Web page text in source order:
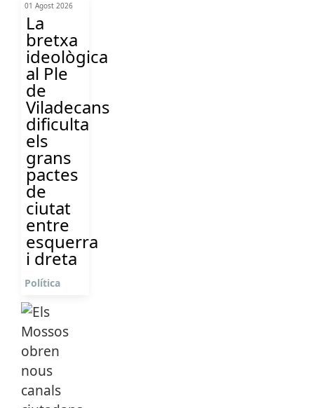
01 Agost 2026
La
bretxa
ideològica
al Ple
de
Viladecans
dificulta
els
grans
pactes
de
ciutat
entre
esquerra
i dreta
Política